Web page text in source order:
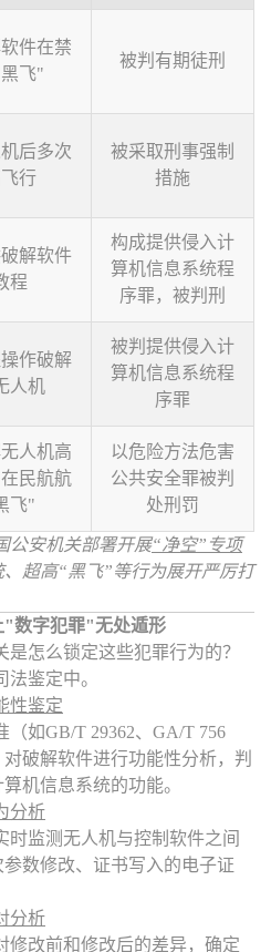
件在禁
飞"
被判有期徒刑
后多次
行
被采取刑事强制
措施
解软件
程
构成提供侵入计
算机信息系统程
序罪，被判刑
作破解
人机
被判提供侵入计
算机信息系统程
序罪
人机高
民航航
飞"
以危险方法危害
公共安全罪被判
处刑罚
公安机关部署开展“净空” 专项
、超高“黑飞”等行为展开严厉打
"数字犯罪"无处遁形
怎么锁定这些犯罪行为的？
鉴定中。
性鉴定
如GB/T 29362、GA/T 756
破解软件进行功能性分析，判
机信息系统的功能。
分析
时监测无人机与控制软件之间
数修改、证书写入的电子证
分析
修改前和修改后的差异，确定